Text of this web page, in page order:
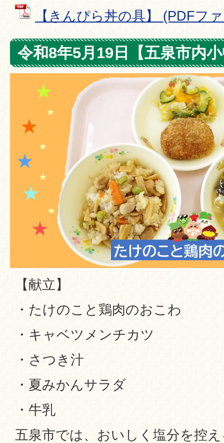
【きんぴら丼の具】 (PDFフ
令和8年5月19日【五泉市内
【献立】
・たけのこと鶏肉のおこわ
・キャベツメンチカツ
・さつき汁
・夏みかんサラダ
・牛乳
五泉市では、おいしく塩分を控